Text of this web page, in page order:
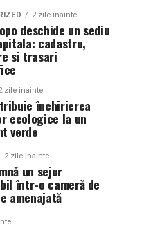
2 zile inainte
deschide un sediu
cadastru,
si trasari
zile inainte
închirierea
ecologice la un
verde
2 zile inainte
un sejur
într-o cameră de
amenajată